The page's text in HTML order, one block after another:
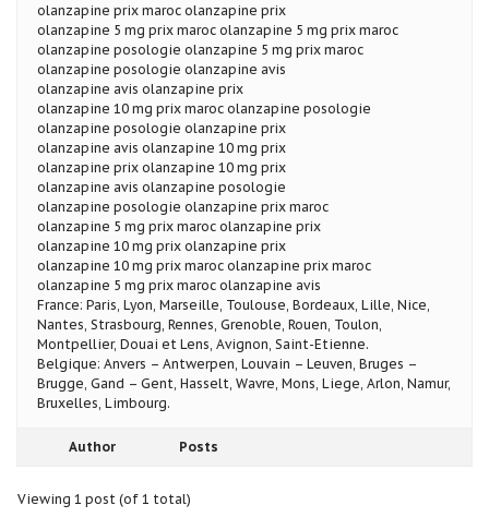
olanzapine prix maroc olanzapine prix
olanzapine 5 mg prix maroc olanzapine 5 mg prix maroc
olanzapine posologie olanzapine 5 mg prix maroc
olanzapine posologie olanzapine avis
olanzapine avis olanzapine prix
olanzapine 10 mg prix maroc olanzapine posologie
olanzapine posologie olanzapine prix
olanzapine avis olanzapine 10 mg prix
olanzapine prix olanzapine 10 mg prix
olanzapine avis olanzapine posologie
olanzapine posologie olanzapine prix maroc
olanzapine 5 mg prix maroc olanzapine prix
olanzapine 10 mg prix olanzapine prix
olanzapine 10 mg prix maroc olanzapine prix maroc
olanzapine 5 mg prix maroc olanzapine avis
France: Paris, Lyon, Marseille, Toulouse, Bordeaux, Lille, Nice,
Nantes, Strasbourg, Rennes, Grenoble, Rouen, Toulon,
Montpellier, Douai et Lens, Avignon, Saint-Etienne.
Belgique: Anvers – Antwerpen, Louvain – Leuven, Bruges –
Brugge, Gand – Gent, Hasselt, Wavre, Mons, Liege, Arlon, Namur,
Bruxelles, Limbourg.
Author Posts
Viewing 1 post (of 1 total)